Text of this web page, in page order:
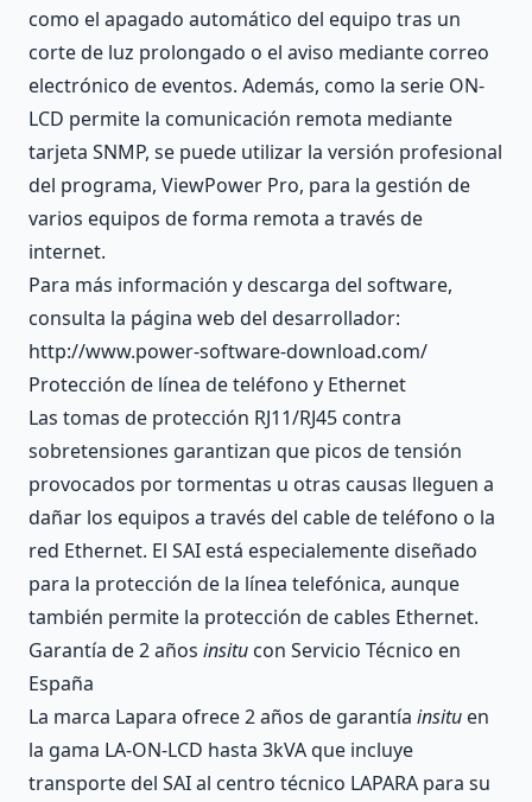
como el apagado automático del equipo tras un
corte de luz prolongado o el aviso mediante correo
electrónico de eventos. Además, como la serie ON-
LCD permite la comunicación remota mediante
tarjeta SNMP, se puede utilizar la versión profesional
del programa, ViewPower Pro, para la gestión de
varios equipos de forma remota a través de
internet.
Para más información y descarga del software,
consulta la página web del desarrollador:
http://www.power-software-download.com/
Protección de línea de teléfono y Ethernet
Las tomas de protección RJ11/RJ45 contra
sobretensiones garantizan que picos de tensión
provocados por tormentas u otras causas lleguen a
dañar los equipos a través del cable de teléfono o la
red Ethernet. El SAI está especialemente diseñado
para la protección de la línea telefónica, aunque
también permite la protección de cables Ethernet.
Garantía de 2 años insitu con Servicio Técnico en
España
La marca Lapara ofrece 2 años de garantía insitu en
la gama LA-ON-LCD hasta 3kVA que incluye
transporte del SAI al centro técnico LAPARA para su